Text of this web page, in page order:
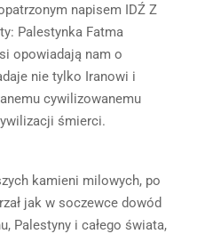
napisem IDŹ Z
Palestynka Fatma
opowiadają nam o
nie tylko Iranowi i
cywilizowanemu
śmierci.
kamieni milowych, po
jak w soczewce dowód
Palestyny i całego świata,